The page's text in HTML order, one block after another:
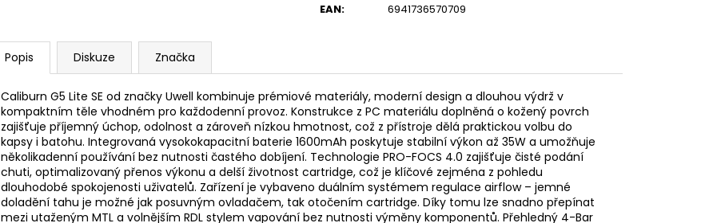
EAN: 6941736570709
Popis Diskuze Značka
Caliburn G5 Lite SE od značky Uwell kombinuje prémiové materiály, moderní design a dlouhou výdrž v
kompaktním těle vhodném pro každodenní provoz. Konstrukce z PC materiálu doplněná o kožený povrch
zajišťuje příjemný úchop, odolnost a zároveň nízkou hmotnost, což z přístroje dělá praktickou volbu do
kapsy i batohu. Integrovaná vysokokapacitní baterie 1600mAh poskytuje stabilní výkon až 35W a umožňuje
několikadenní používání bez nutnosti častého dobíjení. Technologie PRO-FOCS 4.0 zajišťuje čisté podání
chuti, optimalizovaný přenos výkonu a delší životnost cartridge, což je klíčové zejména z pohledu
dlouhodobé spokojenosti uživatelů. Zařízení je vybaveno duálním systémem regulace airflow– jemné
doladění tahu je možné jak posuvným ovladačem, tak otočením cartridge. Díky tomu lze snadno přepínat
mezi utaženým MTL a volnějším RDL stylem vapování bez nutnosti výměny komponentů. Přehledný 4-Bar